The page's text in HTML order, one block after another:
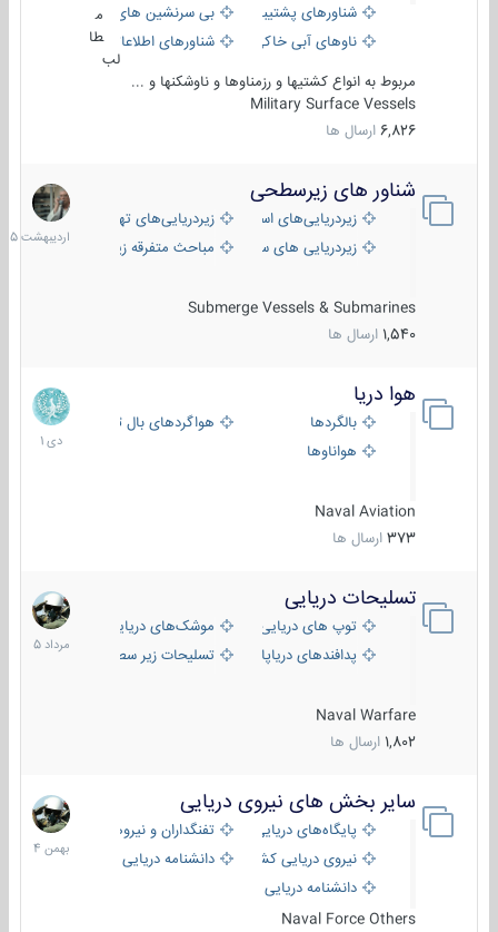
شناورهای پشتیبانی
بی سرنشین های دریایی
ناوهای آبی خاکی و نیروبرشناورهای اطلاعاتی و جاسوسی
طا
لب
مربوط به انواع کشتیها و رزمناوها و ناوشکنها و ...
Military Surface Vessels
6,826 ارسال ها
شناور های زیرسطحی
زیردریایی‌های استراتژیکزیردریایی‌های تهاجمی
زیردریایی های سبک
مباحث متفرقه زیرسطحی
Submerge Vessels & Submarines
1,540 ارسال ها
31
1405
هوا دریا
بالگردها
هواگردهای بال ثابت
هواناوها
Naval Aviation
373 ارسال ها
12
دی
1401
تسلیحات دریایی
توپ های دریایی
موشک‌های دریایی
پدافندهای دریاپایه
تسلیحات زیر سطحی
Naval Warfare
1,802 ارسال ها
2
مرداد
1405
سایر بخش های نیروی دریایی
پایگاه‌های دریایی
تفنگداران و نیروهای ویژه‌ی دریایی
نیروی دریایی کشورهای مختلفدانشنامه دریایی
دانشنامه دریایی کپی
Naval Force Others
22
بهمن
1404